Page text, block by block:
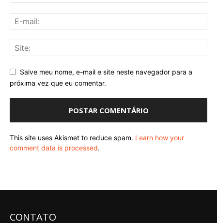
Salve meu nome, e-mail e site neste navegador para a
próxima vez que eu comentar.
This site uses Akismet to reduce spam. Learn how your
comment data is processed.
CONTATO